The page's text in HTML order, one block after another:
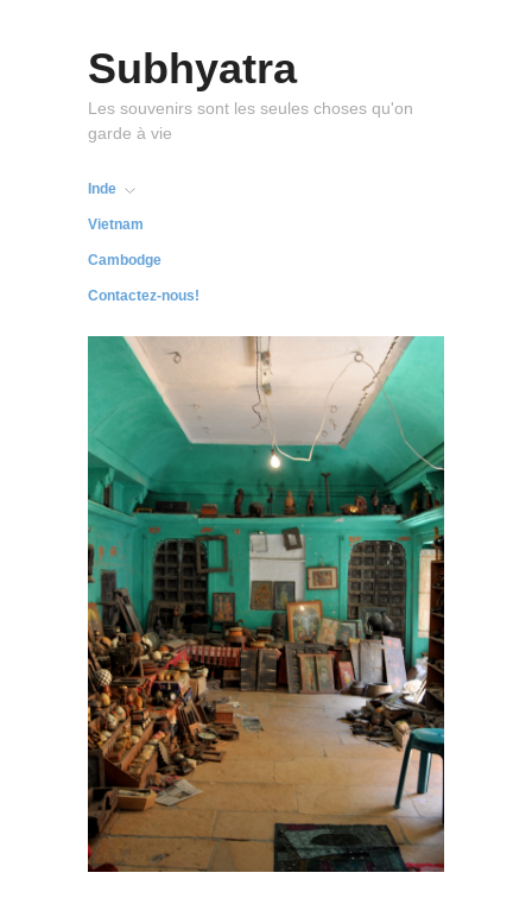
Subhyatra
Les souvenirs sont les seules choses qu'on
garde à vie
Inde
Vietnam
Cambodge
Contactez-nous!